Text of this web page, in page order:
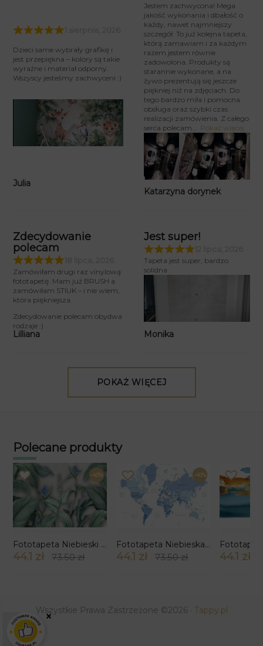
Dzieci same wybrały grafikę i
jest przepiękna – kolory są takie
wyraźne i materiał odporny.
Wszyscy jesteśmy zachwyceni :)
Julia
Jestem zachwycona! Mega
jakość wykonania i dbałość o
każdy, nawet najmniejszy
szczegół. To już kolejna tapeta,
którą zamawiam i za każdym
razem jestem równie
zadowolona. Produkty są
starannie wykonane, a na
żywo prezentują się jeszcze
piękniej niż na zdjęciach. Do
tego bardzo miła i pomocna
obsługa oraz szybki czas
realizacji zamówienia. Z całego
serca polecam
Pokaż więcej
Katarzyna dorynek
Zdecydowanie
polecam
18 lipca, 2026
Zamówiłam drugi raz vinylową
fototapetę. Mam już BRUSH a
zamówiłam STIUK – i nie wiem,
która piękniejsza.
Zdecydowanie polecam obydwa
rodzaje :)
Lilliana
Jest super!
Tapeta jest super, bardzo
solidna
Monika
POKAŻ WIĘCEJ
Polecane produkty
-40%
Fototapeta Niebieski Kwiat
44.1 zł 73.50 zł
-40%
Fototapeta Niebieska Mapa
44.1 zł 73.50 zł 44.1 zł
Wszystkie Prawa Zastrzeżone ©2026 · Tappy.pl
×